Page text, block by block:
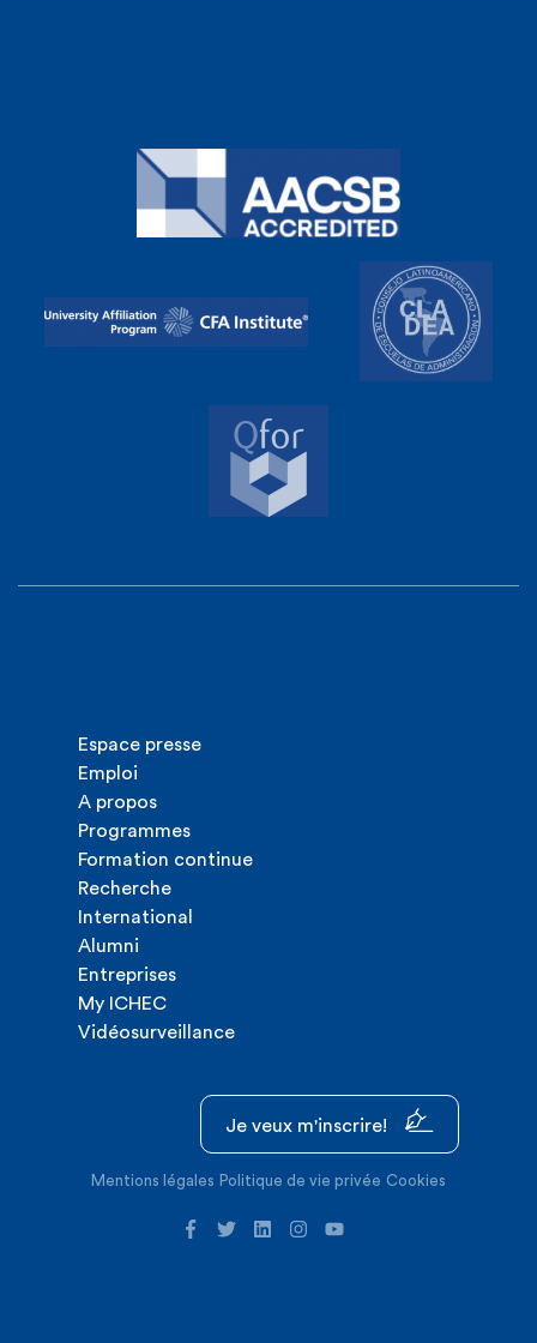
Espace presse
Emploi
A propos
Programmes
Formation continue
Recherche
International
Alumni
Entreprises
My ICHEC
Vidéosurveillance
Je veux m'inscrire!
Mentions légales Politique de vie privée Cookies